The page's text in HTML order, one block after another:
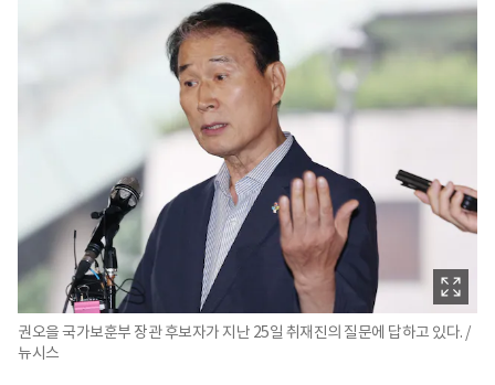
권오을 국가보훈부 장관 후보자가 지난 25일 취재진의 질문에 답하고 있다. /
뉴시스